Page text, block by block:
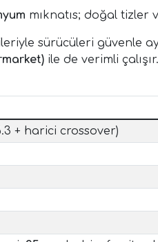
mıknatıs; doğal tizler
sürücüleri güvenle
ile de verimli çalışır.
+ harici crossover)